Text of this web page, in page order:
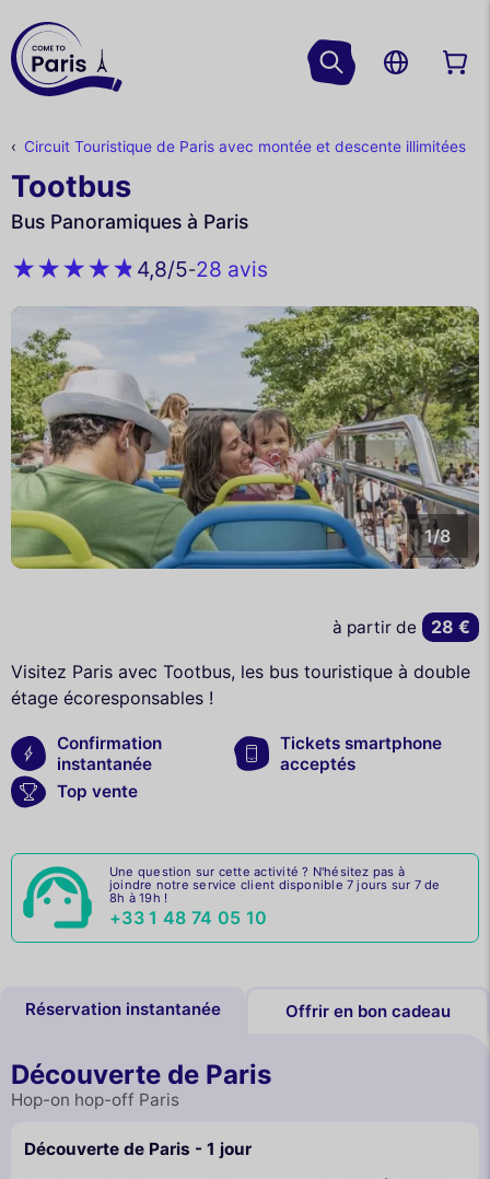
Circuit Touristique de Paris avec montée et descente illimitées
Tootbus
Bus Panoramiques à Paris
4,8/5-28 avis
1/8
Visitez Paris avec Tootbus, les bus touristique à double
étage écoresponsables !
Confirmation
instantanée
Tickets smartphone
acceptés
Top vente
à partir de 28 €
Une question sur cette activité ? N'hésitez pas à
joindre notre service client disponible 7 jours sur 7 de
8h à 19h !
+33 1 48 74 05 10
Réservation instantanée Offrir en bon cadeau
Découverte de Paris
Hop-on hop-off Paris
Découverte de Paris - 1 jour